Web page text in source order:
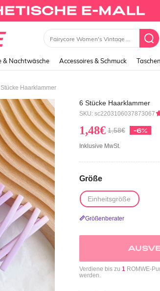
0
& Nachtwäsche Accessoires & Schmuck
Haarklammer
6 Stücke Haarklammer
SKU: sc2203106037873067
1,48€ 1,58€ -6%
Inklusive MwSt.
Größe
Einheitsgröße
Größenberater
Verdiene bis zu 1 ROMWE-
werden.